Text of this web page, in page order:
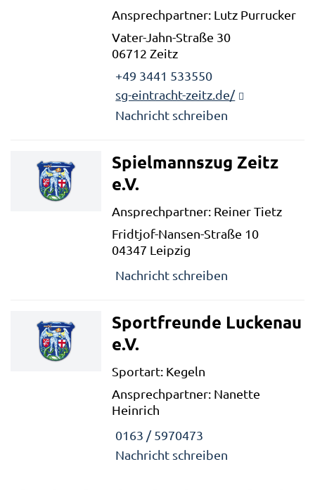
Ansprechpartner: Lutz Purrucker
Vater-Jahn-Straße 30
06712 Zeitz
+49 3441 533550
sg-eintracht-zeitz.de/
Nachricht schreiben
Spielmannszug Zeitz
e.V.
Ansprechpartner: Reiner Tietz
Fridtjof-Nansen-Straße 10
04347 Leipzig
Nachricht schreiben
Sportfreunde Luckenau
e.V.
Sportart: Kegeln
Ansprechpartner: Nanette
Heinrich
0163 / 5970473
Nachricht schreiben